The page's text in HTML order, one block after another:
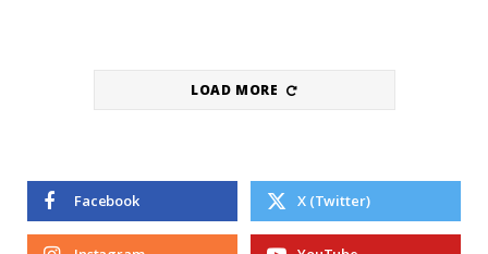
LOAD MORE
Facebook X (Twitter)